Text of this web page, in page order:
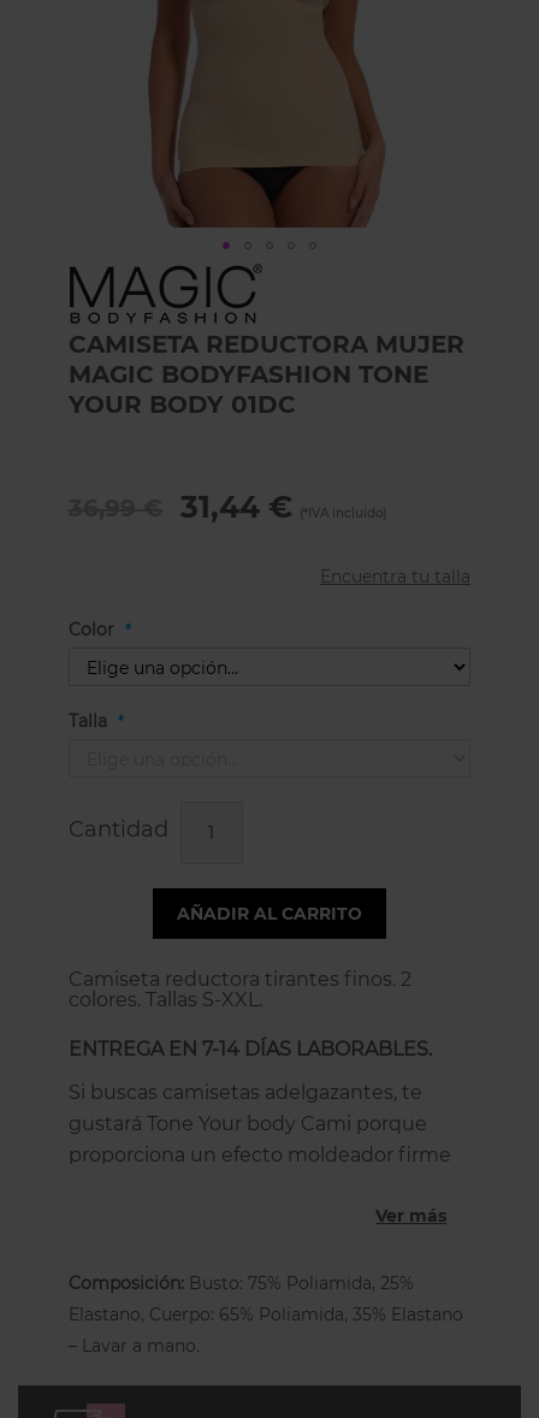
CAMISETA REDUCTORA MUJER
MAGIC BODYFASHION TONE
YOUR BODY 01DC
31,44 €
Encuentra tu talla
Color
Talla
Cantidad
AÑADIR AL CARRITO
Camiseta reductora tirantes finos. 2
colores. Tallas S-XXL.
ENTREGA EN 7-14 DÍAS LABORABLES.
Si buscas camisetas adelgazantes, te
gustará Tone Your body Cami porque
proporciona un efecto moldeador firme
camiseta está hecha de un tejido firme y
ligero a la vez, y tiene un acabado sin
costuras para mayor comodidad y un
gracias al acabado sin costuras de los
Ver más
Composición: Busto: 75% Poliamida, 25%
Elastano, Cuerpo: 65% Poliamida, 35% Elastano
– Lavar a mano.
beginning
images